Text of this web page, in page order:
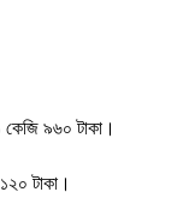
৯৬০ টাকা।
১২০ টাকা।